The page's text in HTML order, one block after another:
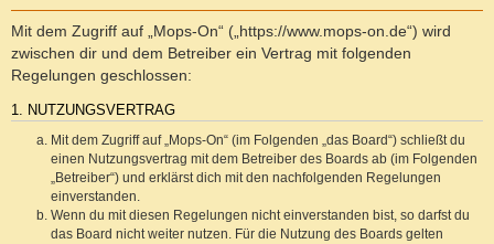
Mit dem Zugriff auf „Mops-On“ („https://www.mops-on.de“) wird
zwischen dir und dem Betreiber ein Vertrag mit folgenden
Regelungen geschlossen:
1. NUTZUNGSVERTRAG
Mit dem Zugriff auf „Mops-On“ (im Folgenden „das Board“) schließt du
einen Nutzungsvertrag mit dem Betreiber des Boards ab (im Folgenden
„Betreiber“) und erklärst dich mit den nachfolgenden Regelungen
einverstanden.
Wenn du mit diesen Regelungen nicht einverstanden bist, so darfst du
das Board nicht weiter nutzen. Für die Nutzung des Boards gelten